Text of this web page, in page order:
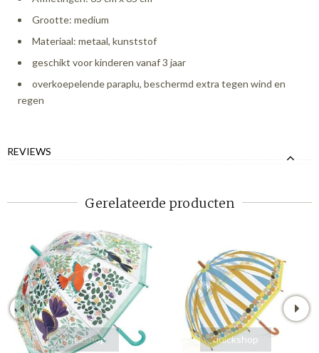
Grootte: medium
Materiaal: metaal, kunststof
geschikt voor kinderen vanaf 3 jaar
overkoepelende paraplu, beschermd extra tegen wind en
regen
REVIEWS
Gerelateerde producten
quickshop quickshop